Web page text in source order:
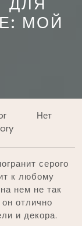
МОЙ
Нет
серого
к любому
нем не так
отлично
и декора.